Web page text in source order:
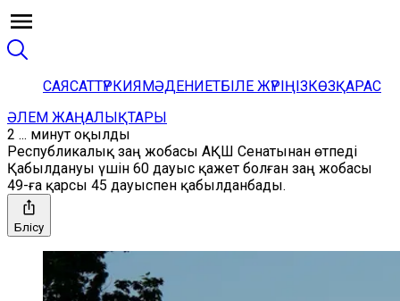
САЯСАТТҮРКИЯМӘДЕНИЕТБІЛЕ ЖҮРІҢІЗКӨЗҚАРАС
ӘЛЕМ ЖАҢАЛЫҚТАРЫ
2 ... минут оқылды
Республикалық заң жобасы АҚШ Сенатынан өтпеді
Қабылдануы үшін 60 дауыс қажет болған заң жобасы
49-ға қарсы 45 дауыспен қабылданбады.
Бөлісу